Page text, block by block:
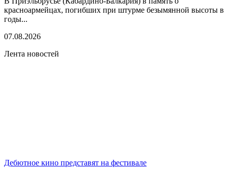
красноармейцах, погибших при штурме безымянной высоты в
годы...
07.08.2026
Лента новостей
Дебютное кино представят на фестивале